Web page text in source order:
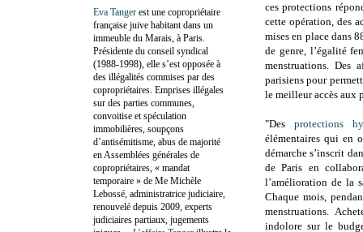
ces protections
cette opération, des
mises en place dans
de genre, l’égalité
menstruations. Des
parisiens pour
le meilleur accès aux
"Desprotections
élémentaires qui en
démarche s’inscrit
de Paris en
l’amélioration de la
Chaque mois,
menstruations.
indolore sur le
Eva Tanger est une copropriétaire
française juive habitant dans un
immeuble du Marais, à Paris.
Présidente du conseil syndical
(1988-1998), elle s’est opposée à
des illégalités commises par des
copropriétaires. Emprises illégales
sur des parties communes,
convoitise et spéculation
immobilières, soupçons
d’antisémitisme, abus de majorité
en Assemblées générales de
copropriétaires, « mandat
temporaire » de Me Michèle
Lebossé, administratrice judiciaire,
renouvelé depuis 2009, experts
judiciaires partiaux, jugements